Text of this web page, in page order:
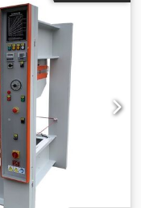
110 t - La
2,5 kg/cm² - La
= 5,0 kg/cm² -
hidraulici Ø 70
de presiune
actuală -
sincronizarea
conform CE -
5500 kg